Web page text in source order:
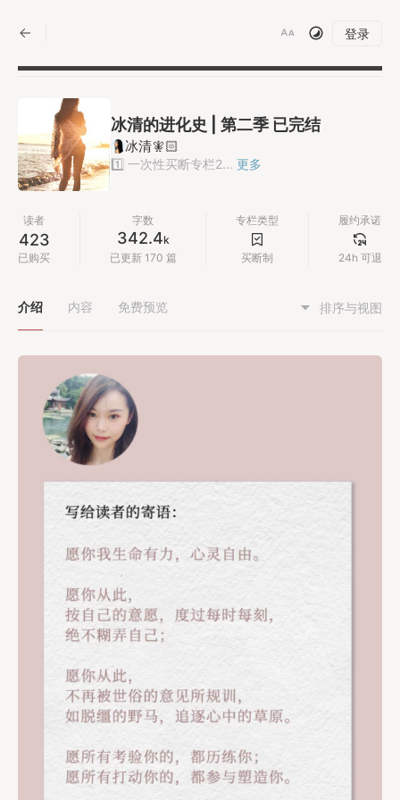
登录
冰清的进化史 | 第二季 已完结
冰清🧚🏻
1️⃣ 一次性买断专栏2... 更多
读者
423
已购买
字数
342.4k
已更新 170 篇
专栏类型
买断制
履约承诺
24h 可退
介绍 内容 免费预览 排序与视图